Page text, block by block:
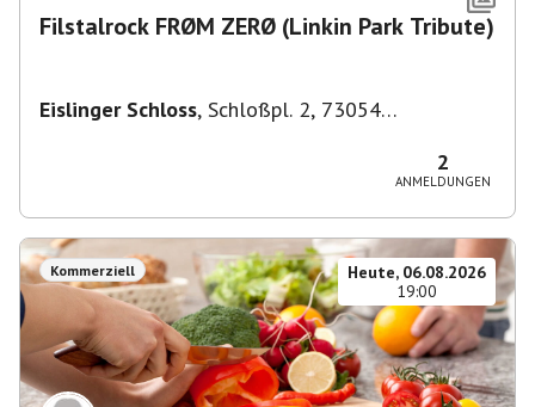
Filstalrock FRØM ZERØ (Linkin Park Tribute)
Eislinger Schloss, Schloßpl. 2, 73054
2
ANMELDUNGEN
Kommerziell
Heute, 06.08.2026
19:00